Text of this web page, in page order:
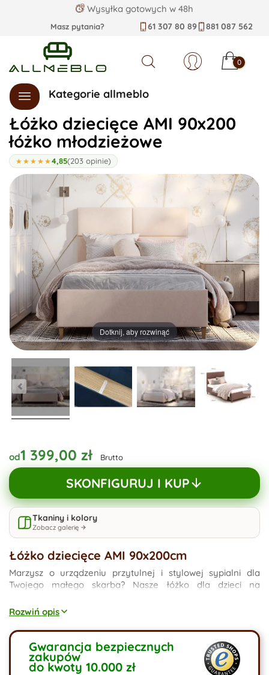
Wysyłka gotowych w 48h
Masz pytania? 61 307 80 89 881 087 562
Szukaj 0
Kategorie allmeblo
Łóżko dziecięce AMI 90x200
łóżko młodzieżowe
★★★★★4,85(203 opinie)
Dotknij, aby rozwinąć
od1 399,00 zł Brutto
SKONFIGURUJ I KUP
Tkaniny i kolory
Zobacz galerię
Łóżko dziecięce AMI 90x200cm
Marzysz o urządzeniu przytulnej i stylowej sypialni dla
Twojego małego skarba? Nasze łóżko dla dzieci na
rozwiązanie, które łączy w sobie nie tylko komfort snu, ale
również wyjątkowy design.
Rozwiń opis
Gwarancja bezpiecznych
zakupów
do kwoty 10.000 zł